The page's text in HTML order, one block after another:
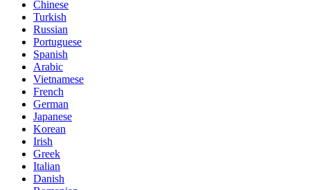
Chinese
Turkish
Russian
Portuguese
Spanish
Arabic
Vietnamese
French
German
Japanese
Korean
Irish
Greek
Italian
Danish